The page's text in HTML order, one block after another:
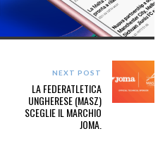
NEXT POST
LA FEDERATLETICA
UNGHERESE (MASZ)
SCEGLIE IL MARCHIO
JOMA.